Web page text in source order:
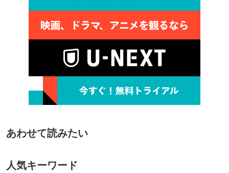
あわせて読みたい
人気キーワード